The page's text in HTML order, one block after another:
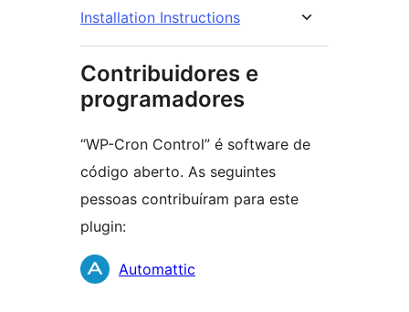
Installation Instructions
Contribuidores e
programadores
“WP-Cron Control” é software de
código aberto. As seguintes
pessoas contribuíram para este
plugin:
Contribuidores
Automattic